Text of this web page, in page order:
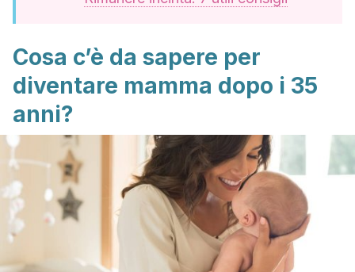
Cosa c’è da sapere per
diventare mamma dopo i 35
anni?